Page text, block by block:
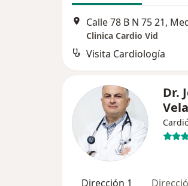
Calle 78 B N 75 21,
Clinica Cardio Vid
Visita Cardiología
Dr.
Dirección 1